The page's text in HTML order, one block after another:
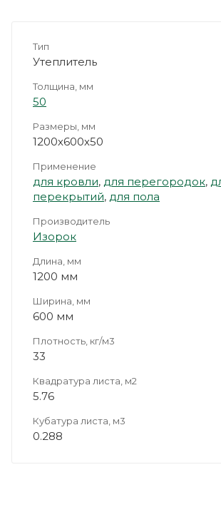
Тип
Утеплитель
Толщина, мм
50
Размеры, мм
1200х600х50
Применение
для кровли, для перегородок,
перекрытий, для пола
Производитель
Изорок
Длина, мм
1200 мм
Ширина, мм
600 мм
Плотность, кг/м3
33
Квадратура листа, м2
5.76
Кубатура листа, м3
0.288